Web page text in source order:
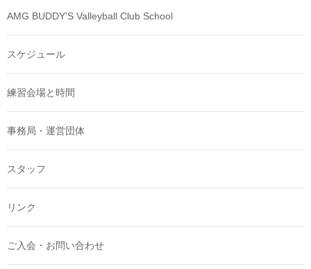
AMG BUDDY’S Valleyball Club School
スケジュール
練習会場と時間
事務局・運営団体
スタッフ
リンク
ご入会・お問い合わせ